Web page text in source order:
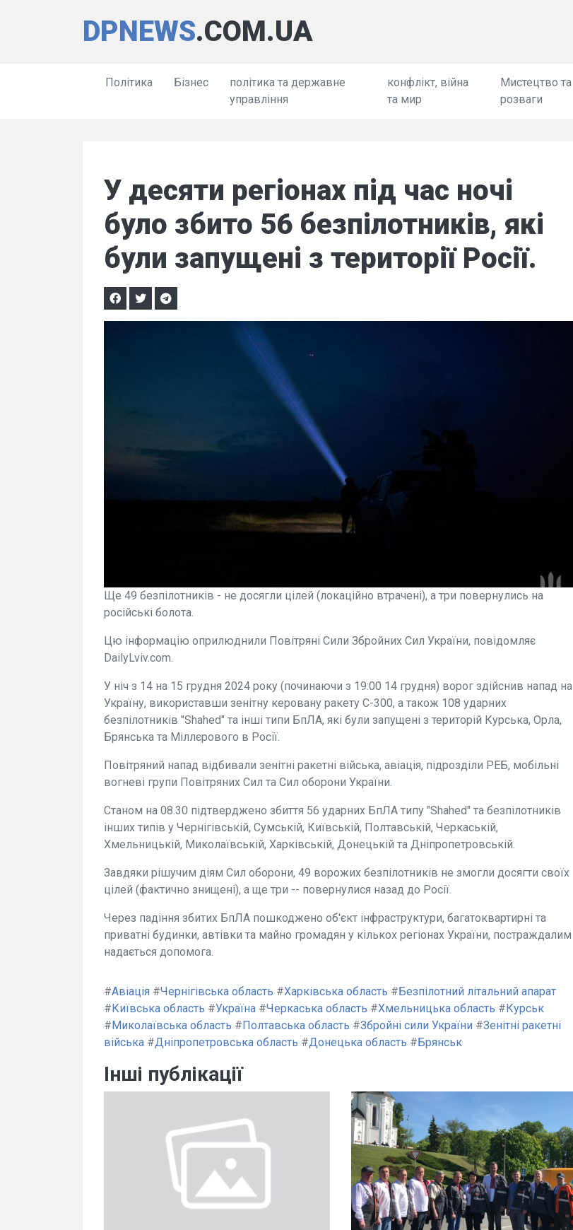
DPNEWS.COM.UA
Політика Бізнес
політика та державне
управління
конфлікт, війна
та мир
Мистецтво та
розваги
У десяти регіонах під час ночі
було збито 56 безпілотників, які
були запущені з території Росії.
Ще 49 безпілотників - не досягли цілей (локаційно втрачені), а три повернулись на
російські болота.
Цю інформацію оприлюднили Повітряні Сили Збройних Сил України, повідомляє
DailyLviv.com.
У ніч з 14 на 15 грудня 2024 року (починаючи з 19:00 14 грудня) ворог здійснив напад на
Україну, використавши зенітну керовану ракету С-300, а також 108 ударних
безпілотників "Shahed" та інші типи БпЛА, які були запущені з територій Курська, Орла,
Брянська та Міллєрового в Росії.
Повітряний напад відбивали зенітні ракетні війська, авіація, підрозділи РЕБ, мобільні
вогневі групи Повітряних Сил та Сил оборони України.
Станом на 08.30 підтверджено збиття 56 ударних БпЛА типу "Shahed" та безпілотників
інших типів у Чернігівській, Сумській, Київській, Полтавській, Черкаській,
Хмельницькій, Миколаївській, Харківській, Донецькій та Дніпропетровській.
Завдяки рішучим діям Сил оборони, 49 ворожих безпілотників не змогли досягти своїх
цілей (фактично знищені), а ще три -- повернулися назад до Росії.
Через падіння збитих БпЛА пошкоджено об'єкт інфраструктури, багатоквартирні та
приватні будинки, автівки та майно громадян у кількох регіонах України, постраждалим
надається допомога.
#Авіація #Чернігівська область #Харківська область #Безпілотний літальний апарат
#Київська область #Україна #Черкаська область #Хмельницька область #Курськ
#Миколаївська область #Полтавська область #Збройні сили України #Зенітні ракетні
війська #Дніпропетровська область #Донецька область #Брянськ
Інші публікації